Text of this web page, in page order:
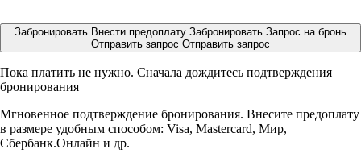
Забронировать Внести предоплату Забронировать Запрос на бронь
Отправить запрос Отправить запрос
Пока платить не нужно. Сначала дождитесь подтверждения
бронирования
Мгновенное подтверждение бронирования. Внесите предоплату
в размере удобным способом: Visa, Mastercard, Мир,
Сбербанк.Онлайн и др.